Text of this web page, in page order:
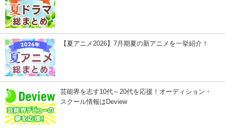
【夏アニメ2026】7月期夏の新アニメを一挙紹介！
芸能界を志す10代～20代を応援！オーディション・
スクール情報はDeview